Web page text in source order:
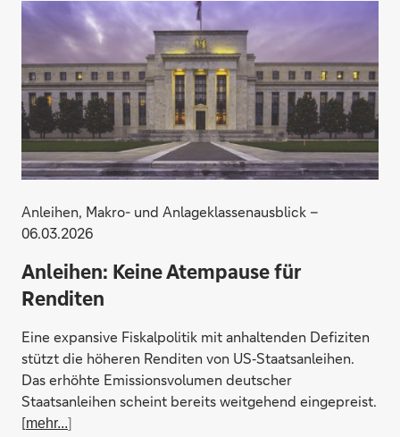
Anleihen, Makro- und Anlageklassenausblick –
06.03.2026
Anleihen: Keine Atempause für
Renditen
Eine expansive Fiskalpolitik mit anhaltenden Defiziten
stützt die höheren Renditen von US‑Staatsanleihen.
Das erhöhte Emissionsvolumen deutscher
Staatsanleihen scheint bereits weitgehend eingepreist.
[mehr...]